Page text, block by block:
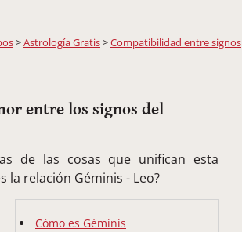
>Astrología Gratis>Compatibilidad entre signos
entre los signos del
de las cosas que unifican esta
la relación Géminis - Leo?
Cómo es Géminis